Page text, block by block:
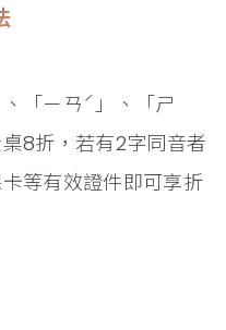
「ㄧㄢˊ」、「ㄕ
8折，若有2字同音者
等有效證件即可享折